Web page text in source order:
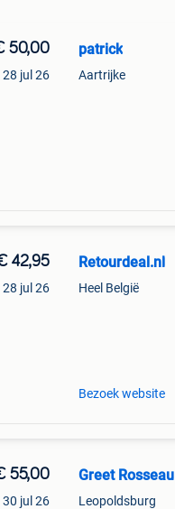
50,00
28 jul 26
patrick
Aartrijke
42,95
28 jul 26
Retourdeal.nl
Heel België
Bezoek website
55,00
30 jul 26
Greet Rosseau
Leopoldsburg